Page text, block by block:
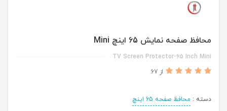
محافظ صفحه نمایش 65 اینچ Mini
TV Screen Protector-65 Inch Mini
از 67
دسته : محافظ صفحه 65 اینچ